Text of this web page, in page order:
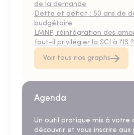
de la demande
Dette et déficit : 50 ans de
budgétaire
LMNP, réintégration des
faut-il privilégier la SCI à l'IS ?
Voir tous nos graphs
Agenda
Un outil pratique mis à votre
découvrir et vous inscrire aux